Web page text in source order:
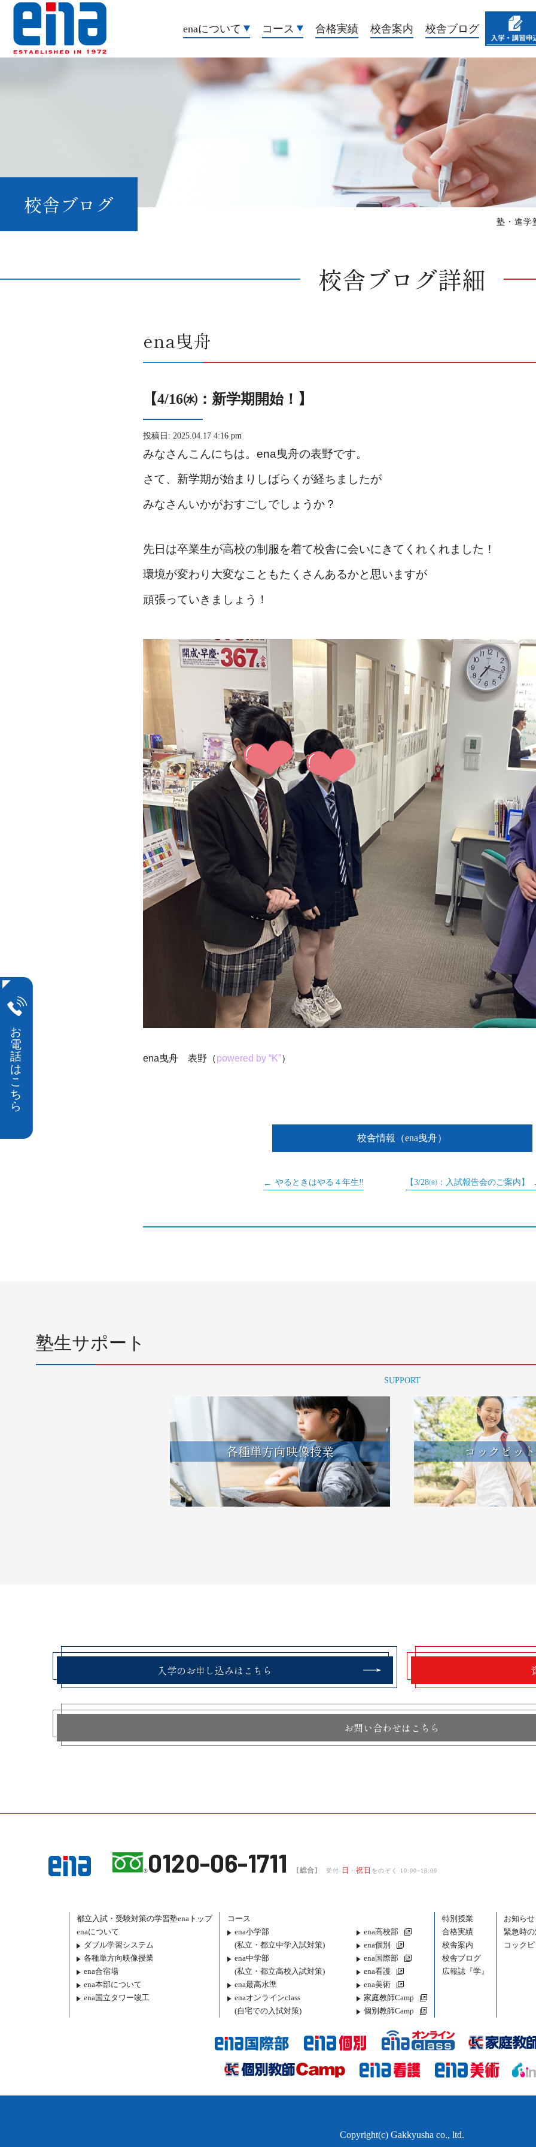
enaについて コース 合格実績 校舎案内 校舎ブログ
校舎ブログ
塾・進学
校舎ブログ詳細
ena曳舟
【4/16㈬：新学期開始！】
投稿日: 2025.04.17 4:16 pm
みなさんこんにちは。ena曳舟の表野です。
さて、新学期が始まりしばらくが経ちましたが
みなさんいかがおすごしでしょうか？
先日は卒業生が高校の制服を着て校舎に会いにきてくれくれました！
環境が変わり大変なこともたくさんあるかと思いますが
頑張っていきましょう！
ena曳舟 表野（powered by “K”）
校舎情報（ena曳舟）
やるときはやる４年生‼ 【3/28㈮：入試報告会のご案内】
塾生サポート
SUPPORT
各種単方向映像授業 コックピッ
入学のお申し込みはこちら
お問い合わせはこちら
0120-06-1711 [総合] 受付 日 ・祝日 をのぞく 10:00~18:00
都立入試・受験対策の学習塾enaトップ
enaについて
ダブル学習システム
各種単方向映像授業
ena合宿場
ena本部について
ena国立タワー竣工
コース
ena小学部
(私立・都立中学入試対策)
ena中学部
(私立・都立高校入試対策)
ena最高水準
enaオンラインclass
(自宅での入試対策)
ena高校部
ena個別
ena国際部
ena看護
ena美術
家庭教師Camp
個別教師Camp
特別授業
合格実績
校舎案内
校舎ブログ
広報誌『学』
お知らせ
緊急時
コック
Copyright(c) Gakkyusha co., ltd.